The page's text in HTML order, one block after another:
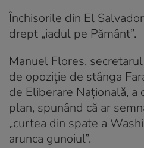
Închisorile din El
drept „iadul pe Pământ”.
Manuel Flores,
de opoziție de stânga
de Eliberare Națională, a
plan, spunând că ar
„curtea din spate a
arunca gunoiul”.